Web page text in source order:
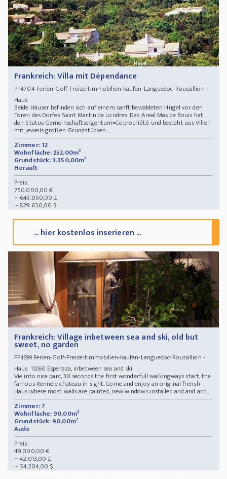
Frankreich: Villa mit Dépendance
PF4704Ferien-Golf-Freizeitimmobilien-kaufen-Languedoc-Roussillion -
Haus
Beide Häuser befinden sich auf einem sanft bewaldeten Hügel vor den
Toren des Dorfes Saint Martin de Londres. Das Areal Mas de Bouis hat
den Status Gemeinschaftseigentum=Copropriété und besteht aus Villen
mit jeweils großen Grundstücken ...
Zimmer: 12
Wohnfläche: 252,00m²
Grundstück: 3.350,00m²
Herault
Preis:
750.000,00 €
~ 643.050,00 £
~ 829.650,00 $
... hier kostenlos inserieren ...
Frankreich: Village inbetween sea and ski, old but
sweet, no garden
PF4699Ferien-Golf-Freizeitimmobilien-kaufen-Languedoc-Roussillion -
Haus 11260 Esperaza, inbetween sea and ski
Vie into nice parc, 30 seconds the first wonderfull walkingways start, the
famous Rennele chateau in sight. Come and enjoy an original frensh
Haus where most walls are painted, new windows installed and and and..
Zimmer: 7
Wohnfläche: 90,00m²
Grundstück: 90,00m²
Aude
Preis:
49.000,00 €
~ 42.013,00 £
~ 54.204,00 $